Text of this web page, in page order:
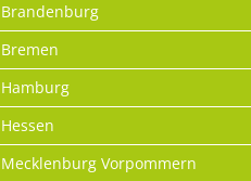
Brandenburg
Bremen
Hamburg
Hessen
Mecklenburg Vorpommern